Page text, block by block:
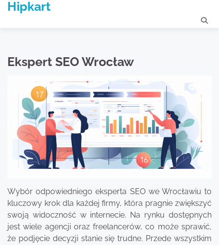
SkipHipkart
Ekspert SEO Wrocław
Wybór odpowiedniego eksperta SEO we Wrocławiu to
kluczowy krok dla każdej firmy, która pragnie zwiększyć
swoją widoczność w internecie. Na rynku dostępnych
jest wiele agencji oraz freelancerów, co może sprawić,
że podjęcie decyzji stanie się trudne. Przede wszystkim